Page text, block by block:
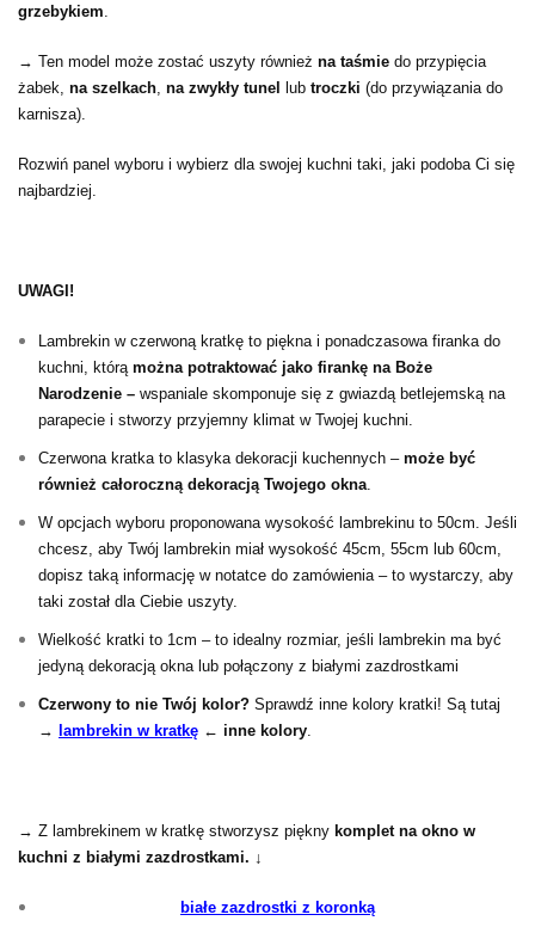
grzebykiem
→ Ten model może zostać uszyty również na taśmie do przypięcia
żabek, na szelkach na zwykły tunel lub troczki (do przywiązania do
karnisza).
Rozwiń panel wyboru i wybierz dla swojej kuchni taki, jaki podoba Ci się
najbardziej.
UWAGI!
Lambrekin w czerwoną kratkę to piękna i ponadczasowa firanka do
kuchni, którą można potraktować jako firankę na Boże
Narodzenie – wspaniale skomponuje się z gwiazdą betlejemską na
parapecie i stworzy przyjemny klimat w Twojej kuchni.
Czerwona kratka to klasyka dekoracji kuchennych – może być
również całoroczną dekoracją Twojego okna
W opcjach wyboru proponowana wysokość lambrekinu to 50cm. Jeśli
chcesz, aby Twój lambrekin miał wysokość 45cm, 55cm lub 60cm,
dopisz taką informację w notatce do zamówienia – to wystarczy, aby
taki został dla Ciebie uszyty.
Wielkość kratki to 1cm – to idealny rozmiar, jeśli lambrekin ma być
jedyną dekoracją okna lub połączony z białymi zazdrostkami
Czerwony to nie Twój kolor? Sprawdź inne kolory kratki! Są tutaj
→ lambrekin w kratkę ← inne kolory
→ Z lambrekinem w kratkę stworzysz piękny komplet na okno w
kuchni z białymi zazdrostkami. ↓
białe zazdrostki z koronką